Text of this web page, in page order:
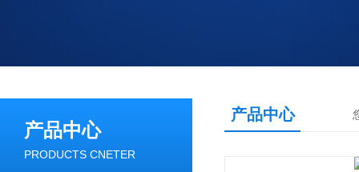
产品中心
PRODUCTS CNETER
产品中心